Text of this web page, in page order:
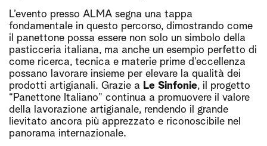
L’evento presso ALMA segna una tappa
fondamentale in questo percorso, dimostrando come
il panettone possa essere non solo un simbolo della
pasticceria italiana, ma anche un esempio perfetto di
come ricerca, tecnica e materie prime d’eccellenza
possano lavorare insieme per elevare la qualità dei
prodotti artigianali. Grazie a Le Sinfonie, il progetto
“Panettone Italiano” continua a promuovere il valore
della lavorazione artigianale, rendendo il grande
lievitato ancora più apprezzato e riconoscibile nel
panorama internazionale.